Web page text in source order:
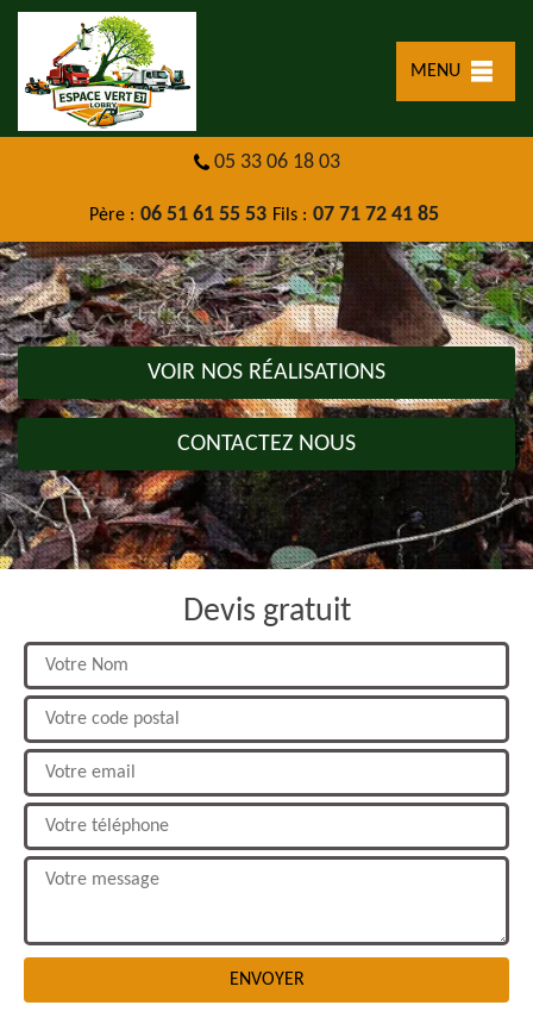
MENU
05 33 06 18 03
Père : 06 51 61 55 53 Fils : 07 71 72 41 85
VOIR NOS RÉALISATIONS
CONTACTEZ NOUS
Devis gratuit